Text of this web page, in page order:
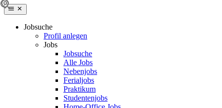
Jobsuche
Profil anlegen
Jobs
Jobsuche
Alle Jobs
Nebenjobs
Ferialjobs
Praktikum
Studentenjobs